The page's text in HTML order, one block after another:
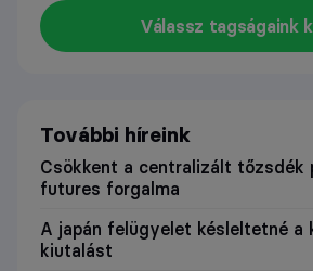
Válassz tagságaink
További híreink
Csökkent a centralizált tőzsdék
futures forgalma
A japán felügyelet késleltetné a
kiutalást